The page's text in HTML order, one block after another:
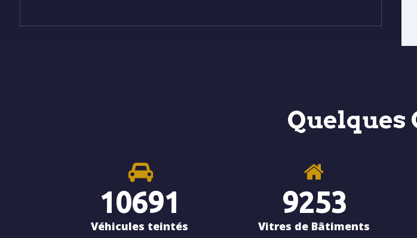
Quelques
10691
Véhicules teintés
9253
Vitres de Bâtiments